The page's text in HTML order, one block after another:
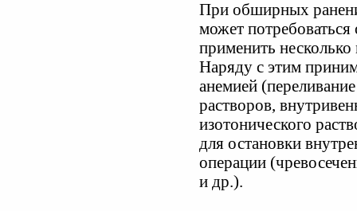
При обширных
может
применить
Наряду с этим
анемией
растворов,
изотонического
для остановки
операции
и др.).